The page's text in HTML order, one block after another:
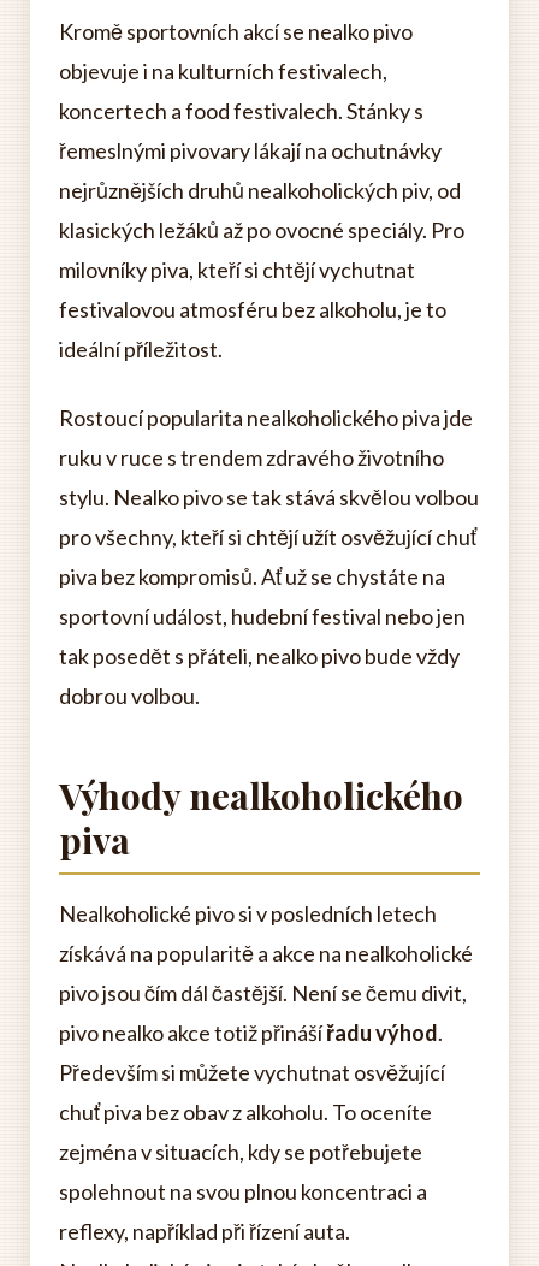
Kromě sportovních akcí se nealko pivo
objevuje i na kulturních festivalech,
koncertech a food festivalech. Stánky s
řemeslnými pivovary lákají na ochutnávky
nejrůznějších druhů nealkoholických piv, od
klasických ležáků až po ovocné speciály. Pro
milovníky piva, kteří si chtějí vychutnat
festivalovou atmosféru bez alkoholu, je to
ideální příležitost.
Rostoucí popularita nealkoholického piva jde
ruku v ruce s trendem zdravého životního
stylu. Nealko pivo se tak stává skvělou volbou
pro všechny, kteří si chtějí užít osvěžující chuť
piva bez kompromisů. Ať už se chystáte na
sportovní událost, hudební festival nebo jen
tak posedět s přáteli, nealko pivo bude vždy
dobrou volbou.
Výhody nealkoholického
piva
Nealkoholické pivo si v posledních letech
získává na popularitě a akce na nealkoholické
pivo jsou čím dál častější. Není se čemu divit,
pivo nealko akce totiž přinášířadu výhod.
Především si můžete vychutnat osvěžující
chuť piva bez obav z alkoholu. To oceníte
zejména v situacích, kdy se potřebujete
spolehnout na svou plnou koncentraci a
reflexy, například při řízení auta.